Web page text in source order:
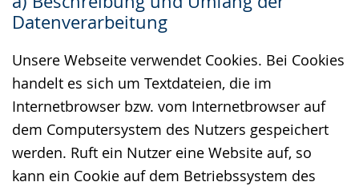
Datenverarbeitung
Unsere Webseite verwendet Cookies. Bei Cookies
handelt es sich um Textdateien, die im
Internetbrowser bzw. vom Internetbrowser auf
dem Computersystem des Nutzers gespeichert
werden. Ruft ein Nutzer eine Website auf, so
kann ein Cookie auf dem Betriebssystem des
wechseln.
Deutscher
wird
angezeigt.